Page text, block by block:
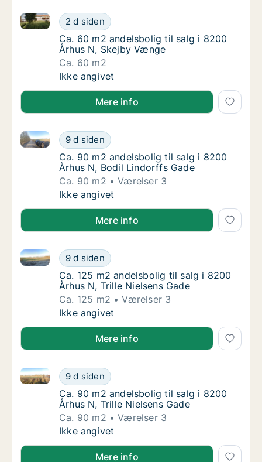
Ca. 60 m2 andelsbolig til salg i 8200 Århus
2 d siden
Ca. 60 m2 andelsbolig til salg i 8200 Århus N,
Ca. 60 m2 andelsbolig til salg i 8200 Århus
Ca. 60 m2 andelsbolig til salg i 8200
Århus N, Skejby Vænge
Ca. 60 m2
Ca. 60 m2 andelsbolig til salg i 8200 Århus
Ikke angivet
Mere info
Ca. 90 m2 andelsbolig til salg i 8200 Århus
9 d siden
Ca. 90 m2 andelsbolig til salg i 8200 Århus N, Bodil
Ca. 90 m2 andelsbolig til salg i 8200 Århus
Ca. 90 m2 andelsbolig til salg i 8200
Århus N, Bodil Lindorffs Gade
Ca. 90 m2
Værelser 3
Ca. 90 m2 andelsbolig til salg i 8200 Århus
Ikke angivet
Mere info
Ca. 125 m2 andelsbolig til salg i 8200
9 d siden
Ca. 125 m2 andelsbolig til salg i 8200 Århus N, Trille
Ca. 125 m2 andelsbolig til salg i 8200
Ca. 125 m2 andelsbolig til salg i 8200
Århus N, Trille Nielsens Gade
Ca. 125 m2
Værelser 3
Ca. 125 m2 andelsbolig til salg i 8200
Ikke angivet
Mere info
Ca. 90 m2 andelsbolig til salg i 8200 Århus
9 d siden
Ca. 90 m2 andelsbolig til salg i 8200 Århus N, Trille
Ca. 90 m2 andelsbolig til salg i 8200 Århus
Ca. 90 m2 andelsbolig til salg i 8200
Århus N, Trille Nielsens Gade
Ca. 90 m2
Værelser 3
Ca. 90 m2 andelsbolig til salg i 8200 Århus
Ikke angivet
Mere info